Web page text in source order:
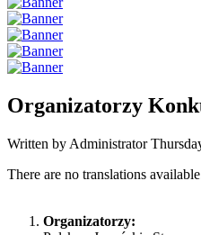
Organizatorzy
Written by Administrator
There are no translations
Organizatorzy: